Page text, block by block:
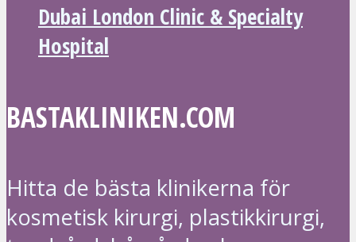
Dubai London Clinic & Specialty
Hospital
BASTAKLINIKEN.COM
Hitta de bästa klinikerna för
kosmetisk kirurgi, plastikkirurgi,